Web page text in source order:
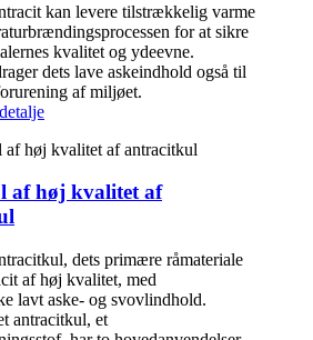
kan levere tilstrækkelig varme
for at sikre
kvalitet og ydeevne.
dets lave askeindhold også til
af miljøet.
detalje
af høj kvalitet af
dets primære råmateriale
af høj kvalitet, med
lavt aske- og svovlindhold.
antracitkul, et